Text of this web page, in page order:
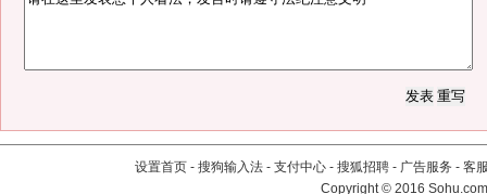
设置首页 - 搜狗输入法 - 支付中心 - 搜狐招聘 - 广告服务 - 客
Copyright©2016